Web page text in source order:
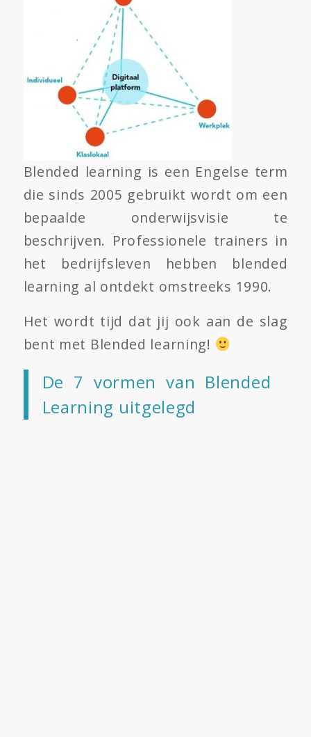
Blended learning is een Engelse term
die sinds 2005 gebruikt wordt om een
bepaalde onderwijsvisie te
beschrijven. Professionele trainers in
het bedrijfsleven hebben blended
learning al ontdekt omstreeks 1990.
Het wordt tijd dat jij ook aan de slag
bent met Blended learning!
De 7 vormen van Blended
Learning uitgelegd